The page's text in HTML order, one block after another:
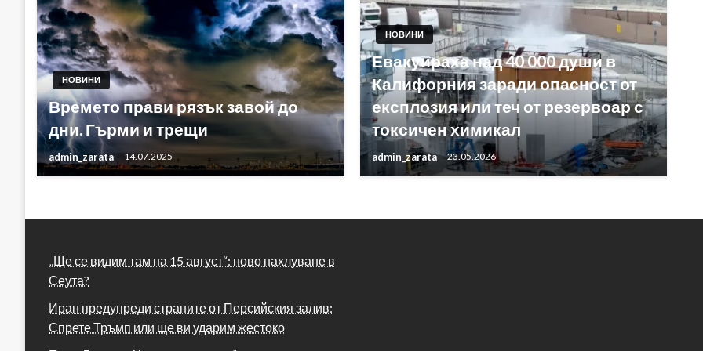
НОВИНИ
Времето прави рязък завой до
дни. Гърми и трещи
admin_zarata 14.07.2025
НОВИНИ
Евакуираха над 40 000 души в
Калифорния заради опасност от
експлозия или теч от резервоар с
токсичен химикал
admin_zarata 23.05.2026
„Ще се видим там на 15 август“: ново нахлуване в
Сеута?
Иран предупреди страните от Персийския залив:
Спрете Тръмп или ще ви ударим жестоко